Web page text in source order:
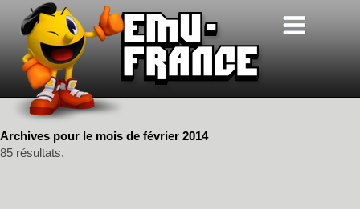
Archives pour le mois de février 2014
85 résultats.